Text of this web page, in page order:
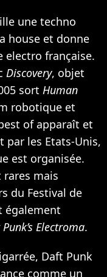
une techno
house et donne
electro française.
Discovery, objet
sort Human
robotique et
of apparaît et
par les Etats-Unis,
est organisée.
rares mais
du Festival de
également
Electroma.
Daft Punk
comme un